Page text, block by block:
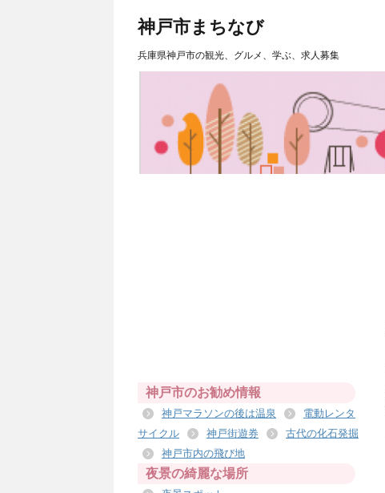
神戸市まちなび
兵庫県神戸市の観光、グルメ、学ぶ、求人募集
神戸市のお勧め情報
神戸マラソンの後は温泉
電動レンタ
サイクル
神戸街遊券
古代の化石発掘
神戸市内の飛び地
夜景の綺麗な場所